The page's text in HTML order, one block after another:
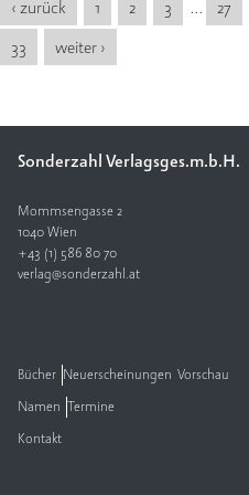
‹ zurück 1 2 3 … 27
33
weiter ›
Sonderzahl Verlagsges.m.b.H.
Mommsengasse 2
1040 Wien
+43 (1) 586 80 70
verlag@sonderzahl.at
Bücher Neuerscheinungen Vorschau
Namen Termine
Kontakt